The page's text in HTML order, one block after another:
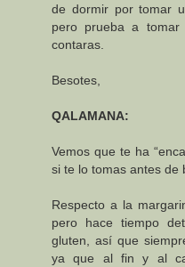
de dormir por tomar
pero prueba a
contaras.
Besotes,
QALAMANA:
Vemos que te ha
si te lo tomas antes de
Respecto a la
pero hace tiempo
gluten, así que
ya que al fin y al